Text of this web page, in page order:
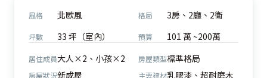
風格 北歐風 格局 3房、2廳、2衛
坪數 33 坪（室內） 預算 101 萬 ~200萬
居住成員大人×2、小孩×2 房屋類型標準格局
房屋狀況新成屋 主要建材乳膠漆、超耐磨木